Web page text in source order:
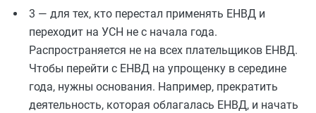
3 — для тех, кто перестал применять ЕНВД и
переходит на УСН не с начала года.
Распространяется не на всех плательщиков ЕНВД.
Чтобы перейти с ЕНВД на упрощенку в середине
года, нужны основания. Например, прекратить
деятельность, которая облагалась ЕНВД, и начать